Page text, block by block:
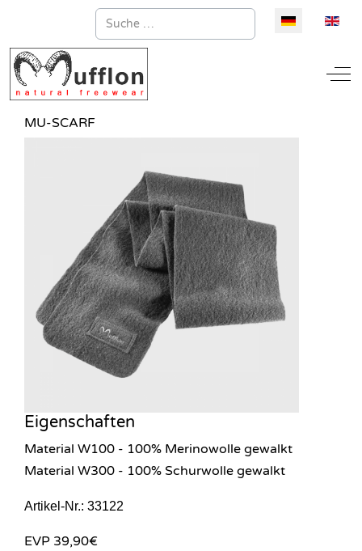
Suchen Sprache
MU-SCARF
Eigenschaften
Material W100 - 100% Merinowolle gewalkt
Material W300 - 100% Schurwolle gewalkt
Artikel-Nr.: 33122
EVP 39,90€